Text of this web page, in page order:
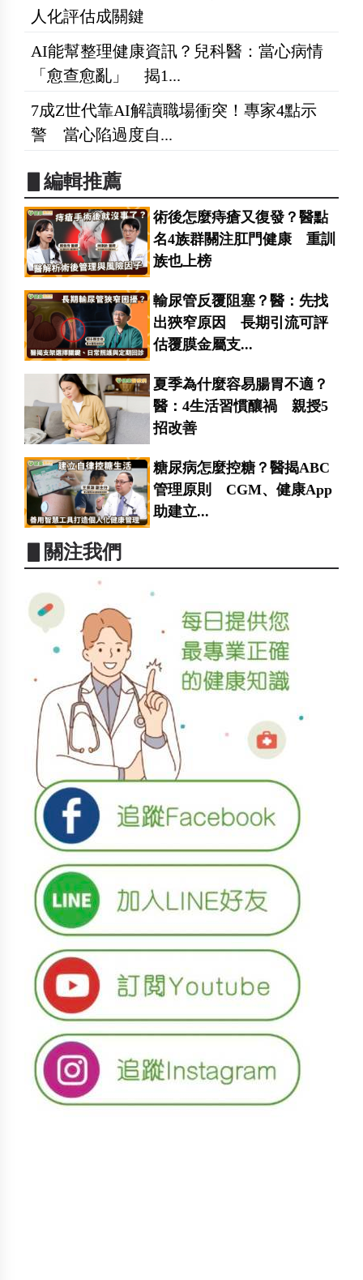
人化評估成關鍵
AI能幫整理健康資訊？兒科醫：當心病情
「愈查愈亂」 揭1...
7成Z世代靠AI解讀職場衝突！專家4點示
警 當心陷過度自...
▋編輯推薦
術後怎麼痔瘡又復發？醫點
名4族群關注肛門健康 重訓
族也上榜
輸尿管反覆阻塞？醫：先找
出狹窄原因 長期引流可評
估覆膜金屬支...
夏季為什麼容易腸胃不適？
醫：4生活習慣釀禍 親授5
招改善
糖尿病怎麼控糖？醫揭ABC
管理原則 CGM、健康App
助建立...
▋關注我們